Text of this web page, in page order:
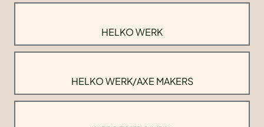
HELKO WERK
HELKO WERK/AXE MAKERS